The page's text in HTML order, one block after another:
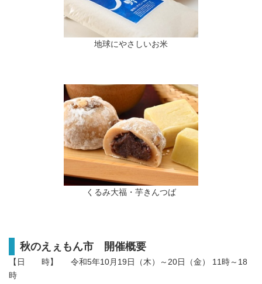
地球にやさしいお米
くるみ大福・芋きんつば
秋のえぇもん市 開催概要
【日 時】 令和5年10月19日（木）～20日（金） 11時～18
時